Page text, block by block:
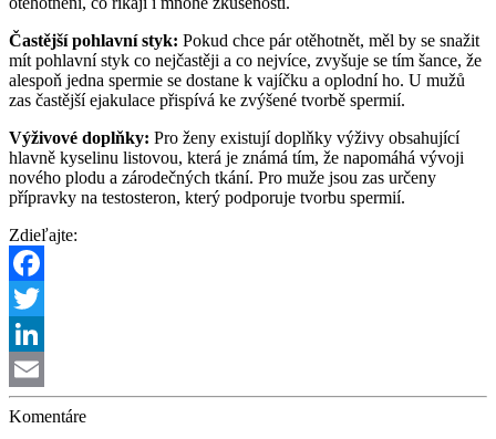
Častější pohlavní styk: Pokud chce pár otěhotnět, měl by se snažit
mít pohlavní styk co nejčastěji a co nejvíce, zvyšuje se tím šance, že
alespoň jedna spermie se dostane k vajíčku a oplodní ho. U mužů
zas častější ejakulace přispívá ke zvýšené tvorbě spermií.
Výživové doplňky: Pro ženy existují doplňky výživy obsahující
hlavně kyselinu listovou, která je známá tím, že napomáhá vývoji
nového plodu a zárodečných tkání. Pro muže jsou zas určeny
přípravky na testosteron, který podporuje tvorbu spermií.
Zdieľajte:
Facebook
Twitter
LinkedIn
Email
Komentáre